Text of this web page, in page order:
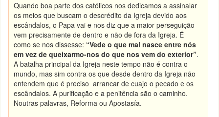
Quando boa parte dos católicos nos dedicamos a assinalar
os meios que buscam o descrédito da Igreja devido aos
escândalos, o Papa vai e nos diz que a maior perseguição
vem precisamente de dentro e não de fora da Igreja. É
como se nos dissesse: “Vede o que mal nasce entre nós
em vez de queixarmo-nos do que nos vem do exterior”.
A batalha principal da Igreja neste tempo não é contra o
mundo, mas sim contra os que desde dentro da Igreja não
entendem que é preciso arrancar de cuajo o pecado e os
escândalos. A purificação e a penitência são o caminho.
Noutras palavras, Reforma ou Apostasía.